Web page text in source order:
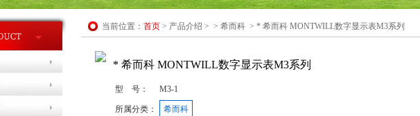
当前位置： 首页 > 产品介绍 > > 希而科 > * 希而科 MONTWILL数字显示表M3系列
* 希而科 MONTWILL数字显示表M3系列
型 号： M3-1
所属分类： 希而科